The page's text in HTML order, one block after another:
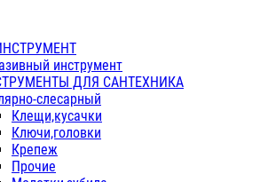
инструмент
ДЛЯ САНТЕХНИКА
слесарный
Клещи,кусачки
Ключи,головки
Крепеж
Прочие